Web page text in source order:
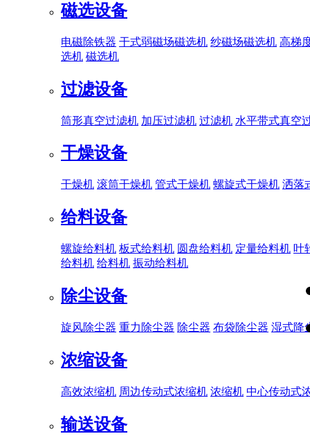
磁选设备
电磁除铁器 干式弱磁场磁选机 纱磁场磁选机 高梯
选机 磁选机
过滤设备
筒形真空过滤机 加压过滤机 过滤机 水平带式真空
干燥设备
干燥机 滚筒干燥机 管式干燥机 螺旋式干燥机 洒落
给料设备
螺旋给料机 板式给料机 圆盘给料机 定量给料机 叶
给料机 给料机 振动给料机
除尘设备
旋风除尘器 重力除尘器 除尘器 布袋除尘器 湿式降
浓缩设备
高效浓缩机 周边传动式浓缩机 浓缩机 中心传动式
输送设备